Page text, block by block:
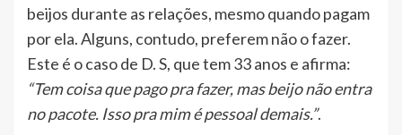
beijos durante as relações, mesmo quando pagam
por ela. Alguns, contudo, preferem não o fazer.
Este é o caso de D. S, que tem 33 anos e afirma:
“Tem coisa que pago pra fazer, mas beijo não entra
no pacote. Isso pra mim é pessoal demais.”.